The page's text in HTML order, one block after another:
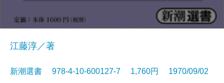
江藤淳／著
新潮選書 978-4-10-600127-7 1,760円 1970/09/02